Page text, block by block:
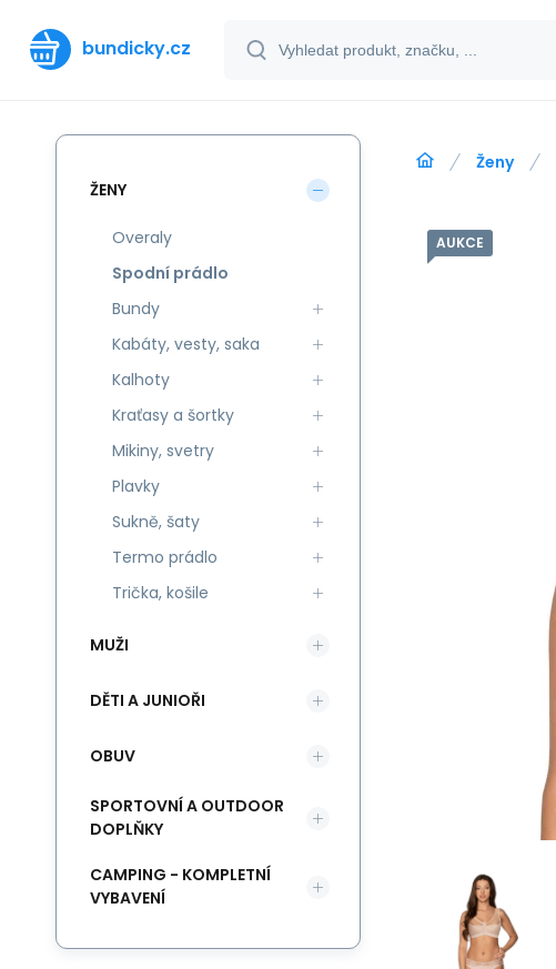
bundicky.cz
Ženy
AUKCE
ŽENY
Overaly
Spodní prádlo
Bundy
Kabáty, vesty, saka
Kalhoty
Kraťasy a šortky
Mikiny, svetry
Plavky
Sukně, šaty
Termo prádlo
Trička, košile
MUŽI
DĚTI A JUNIOŘI
OBUV
SPORTOVNÍ A OUTDOOR
DOPLŇKY
CAMPING - KOMPLETNÍ
VYBAVENÍ